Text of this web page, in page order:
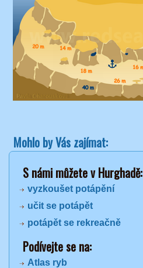
Mohlo by Vás zajímat:
S námi můžete v Hurghadě:
vyzkoušet potápění
učit se potápět
potápět se rekreačně
Podívejte se na:
Atlas ryb